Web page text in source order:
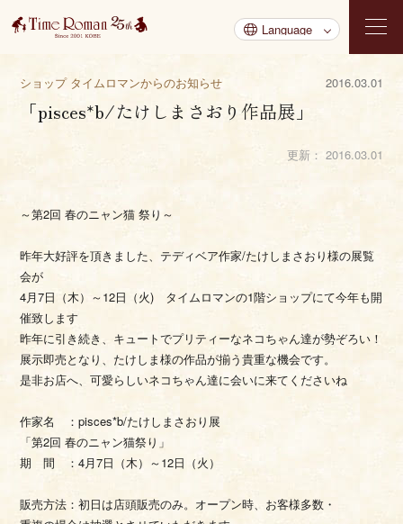
ショップ タイムロマンからのお知らせ 2016.03.01
「pisces*b/たけしまさおり作品展」
更新： 2016.03.01
～第2回 春のニャン猫 祭り～
昨年大好評を頂きました、テディベア作家/たけしまさおり様の展覧
会が
4月7日（木）～12日（火) タイムロマンの1階ショップにて今年も開
催致します
昨年に引き続き、キュートでプリティーなネコちゃん達が勢ぞろい！
展示即売となり、たけしま様の作品が揃う貴重な機会です。
是非お店へ、可愛らしいネコちゃん達に会いに来てくださいね
作家名 ：pisces*b/たけしまさおり展
「第2回 春のニャン猫祭り」
期 間 ：4月7日（木）～12日（火）
販売方法：初日は店頭販売のみ。オープン時、お客様多数・